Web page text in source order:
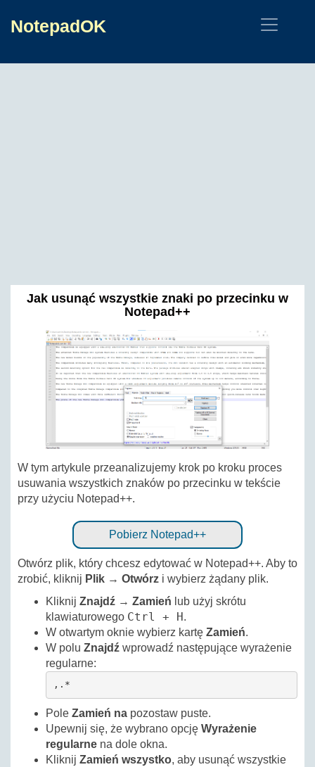
NotepadOK
Jak usunąć wszystkie znaki po przecinku w
Notepad++
W tym artykule przeanalizujemy krok po kroku proces
usuwania wszystkich znaków po przecinku w tekście
przy użyciu Notepad++.
Pobierz Notepad++
Otwórz plik, który chcesz edytować w Notepad++. Aby to
zrobić, kliknij Plik → Otwórz i wybierz żądany plik.
Kliknij Znajdź → Zamień lub użyj skrótu
klawiaturowego Ctrl + H.
W otwartym oknie wybierz kartę Zamień.
W polu Znajdź wprowadź następujące wyrażenie
regularne:
,.*
Pole Zamień na pozostaw puste.
Upewnij się, że wybrano opcję Wyrażenie
regularne na dole okna.
Kliknij Zamień wszystko, aby usunąć wszystkie